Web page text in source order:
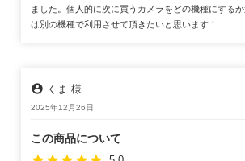
ました。個人的に次に買うカメラをどの機種にする
は別の機種で利用させて頂きたいと思います！
account_circle くま 様
2025年12月26日
この商品について